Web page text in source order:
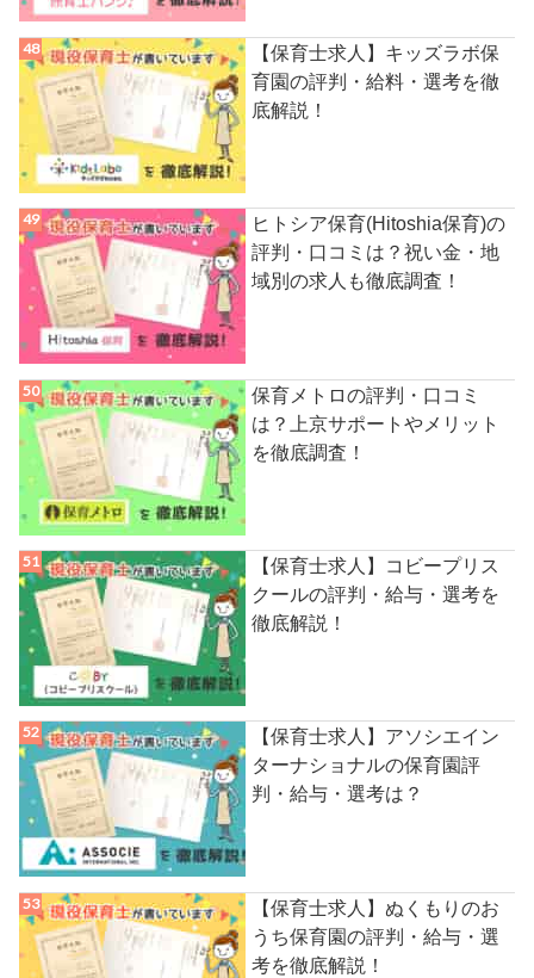
【保育士求人】キッズラボ保
育園の評判・給料・選考を徹
底解説！
ヒトシア保育(Hitoshia保育)の
評判・口コミは？祝い金・地
域別の求人も徹底調査！
保育メトロの評判・口コミ
は？上京サポートやメリット
を徹底調査！
【保育士求人】コビープリス
クールの評判・給与・選考を
徹底解説！
【保育士求人】アソシエイン
ターナショナルの保育園評
判・給与・選考は？
【保育士求人】ぬくもりのお
うち保育園の評判・給与・選
考を徹底解説！